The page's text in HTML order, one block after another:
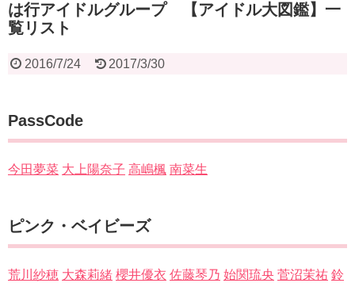
は行アイドルグループ 【アイドル大図鑑】一
覧リスト
2016/7/24 2017/3/30
PassCode
今田夢菜 大上陽奈子 高嶋楓 南菜生
ピンク・ベイビーズ
荒川紗穂 大森莉緒 櫻井優衣 佐藤琴乃 始関琉央 菅沼茉祐 鈴